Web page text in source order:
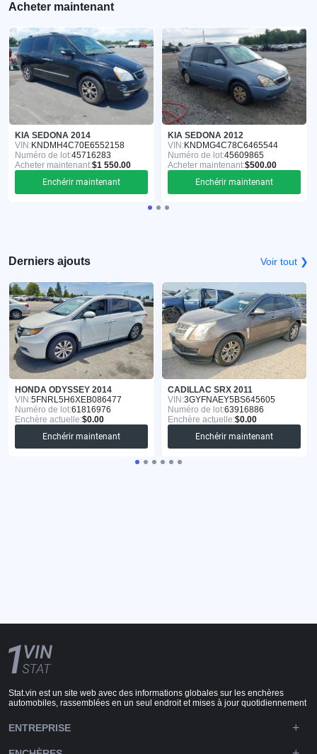
Acheter maintenant
KIA SEDONA 2014
VIN:KNDMH4C70E6552158
Numéro de lot:45716283
Acheter maintenant:$1 550.00
Enchérir maintenant
KIA SEDONA 2012
VIN:KNDMG4C78C6465544
Numéro de lot:45609865
Acheter maintenant:$500.00
Enchérir maintenant
Derniers ajouts Voir tout ❯
HONDA ODYSSEY 2014
VIN:5FNRL5H6XEB086477
Numéro de lot:61816976
Enchère actuelle:$0.00
Enchérir maintenant
CADILLAC SRX 2011
VIN:3GYFNAEY5BS645605
Numéro de lot:63916886
Enchère actuelle:$0.00
Enchérir maintenant
Stat.vin est un site web avec des informations globales sur les enchères
automobiles, rassemblées en un seul endroit et mises à jour quotidiennement
ENTREPRISE